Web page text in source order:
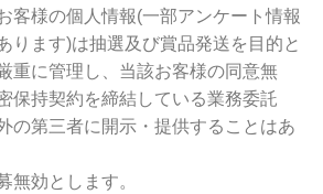
客様の個人情報(一部アンケート情報
ります)は抽選及び賞品発送を目的と
重に管理し、当該お客様の同意無
保持契約を締結している業務委託
の第三者に開示・提供することはあ
無効とします。